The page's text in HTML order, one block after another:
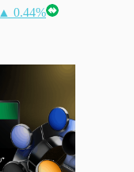
▲ 0.44%